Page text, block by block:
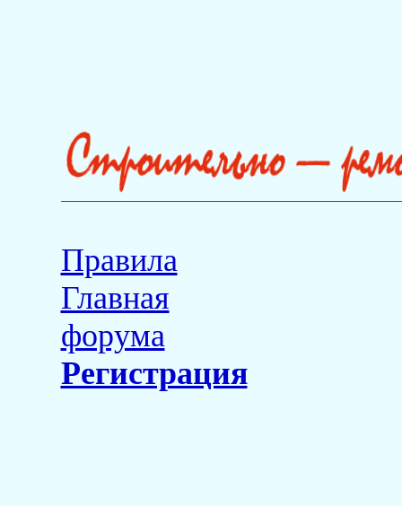
Правила
Главная
форума
Регистрация